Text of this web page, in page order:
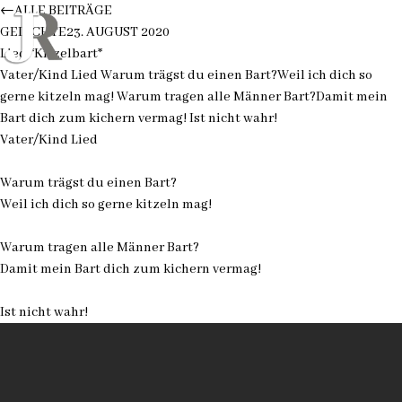
←ALLE BEITRÄGE
GEDICHTE23. AUGUST 2020
Lied *Kitzelbart*
Vater/Kind Lied Warum trägst du einen Bart?Weil ich dich so
gerne kitzeln mag! Warum tragen alle Männer Bart?Damit mein
Bart dich zum kichern vermag! Ist nicht wahr!
Vater/Kind Lied
Warum trägst du einen Bart?
Weil ich dich so gerne kitzeln mag!
Warum tragen alle Männer Bart?
Damit mein Bart dich zum kichern vermag!
Ist nicht wahr!